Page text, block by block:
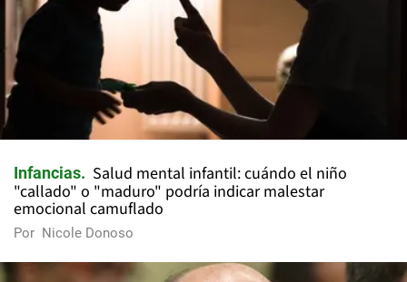
Infancias
Salud mental infantil: cuándo el niño
"callado" o "maduro" podría indicar malestar
emocional camuflado
Por Nicole Donoso